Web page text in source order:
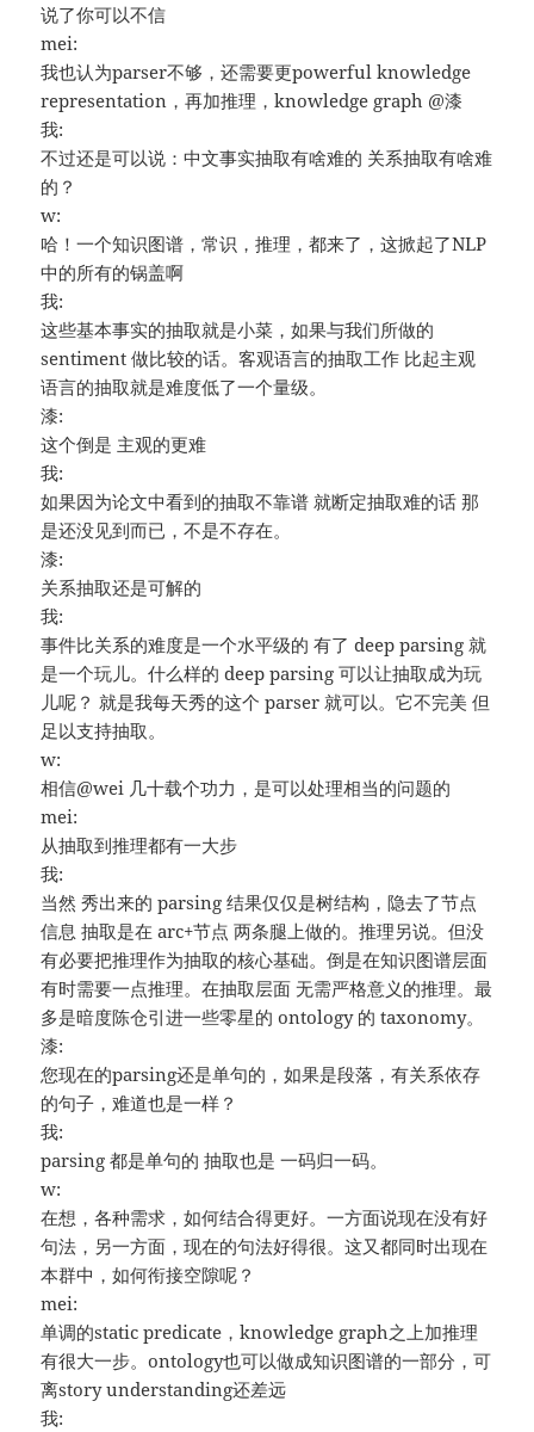
说了你可以不信
mei:
我也认为parser不够，还需要更powerful knowledge
representation，再加推理，knowledge graph @漆
我:
不过还是可以说：中文事实抽取有啥难的 关系抽取有啥难
的？
w:
哈！一个知识图谱，常识，推理，都来了，这掀起了NLP
中的所有的锅盖啊
我:
这些基本事实的抽取就是小菜，如果与我们所做的
sentiment 做比较的话。客观语言的抽取工作 比起主观
语言的抽取就是难度低了一个量级。
漆:
这个倒是 主观的更难
我:
如果因为论文中看到的抽取不靠谱 就断定抽取难的话 那
是还没见到而已，不是不存在。
漆:
关系抽取还是可解的
我:
事件比关系的难度是一个水平级的 有了 deep parsing 就
是一个玩儿。什么样的 deep parsing 可以让抽取成为玩
儿呢？ 就是我每天秀的这个 parser 就可以。它不完美 但
足以支持抽取。
w:
相信@wei 几十载个功力，是可以处理相当的问题的
mei:
从抽取到推理都有一大步
我:
当然 秀出来的 parsing 结果仅仅是树结构，隐去了节点
信息 抽取是在 arc+节点 两条腿上做的。推理另说。但没
有必要把推理作为抽取的核心基础。倒是在知识图谱层面
有时需要一点推理。在抽取层面 无需严格意义的推理。最
多是暗度陈仓引进一些零星的 ontology 的 taxonomy。
漆:
您现在的parsing还是单句的，如果是段落，有关系依存
的句子，难道也是一样？
我:
parsing 都是单句的 抽取也是 一码归一码。
w:
在想，各种需求，如何结合得更好。一方面说现在没有好
句法，另一方面，现在的句法好得很。这又都同时出现在
本群中，如何衔接空隙呢？
mei:
单调的static predicate，knowledge graph之上加推理
有很大一步。ontology也可以做成知识图谱的一部分，可
离story understanding还差远
我: